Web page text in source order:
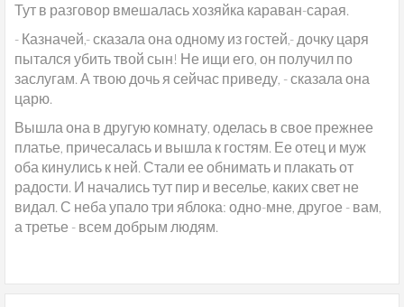
Тут в разговор вмешалась хозяйка караван-сарая.
- Казначей,- сказала она одному из гостей,- дочку царя
пытался убить твой сын! Не ищи его, он получил по
заслугам. А твою дочь я сейчас приведу, - сказала она
царю.
Вышла она в другую комнату, оделась в свое прежнее
платье, причесалась и вышла к гостям. Ее отец и муж
оба кинулись к ней. Стали ее обнимать и плакать от
радости. И начались тут пир и веселье, каких свет не
видал. С неба упало три яблока: одно-мне, другое - вам,
а третье - всем добрым людям.